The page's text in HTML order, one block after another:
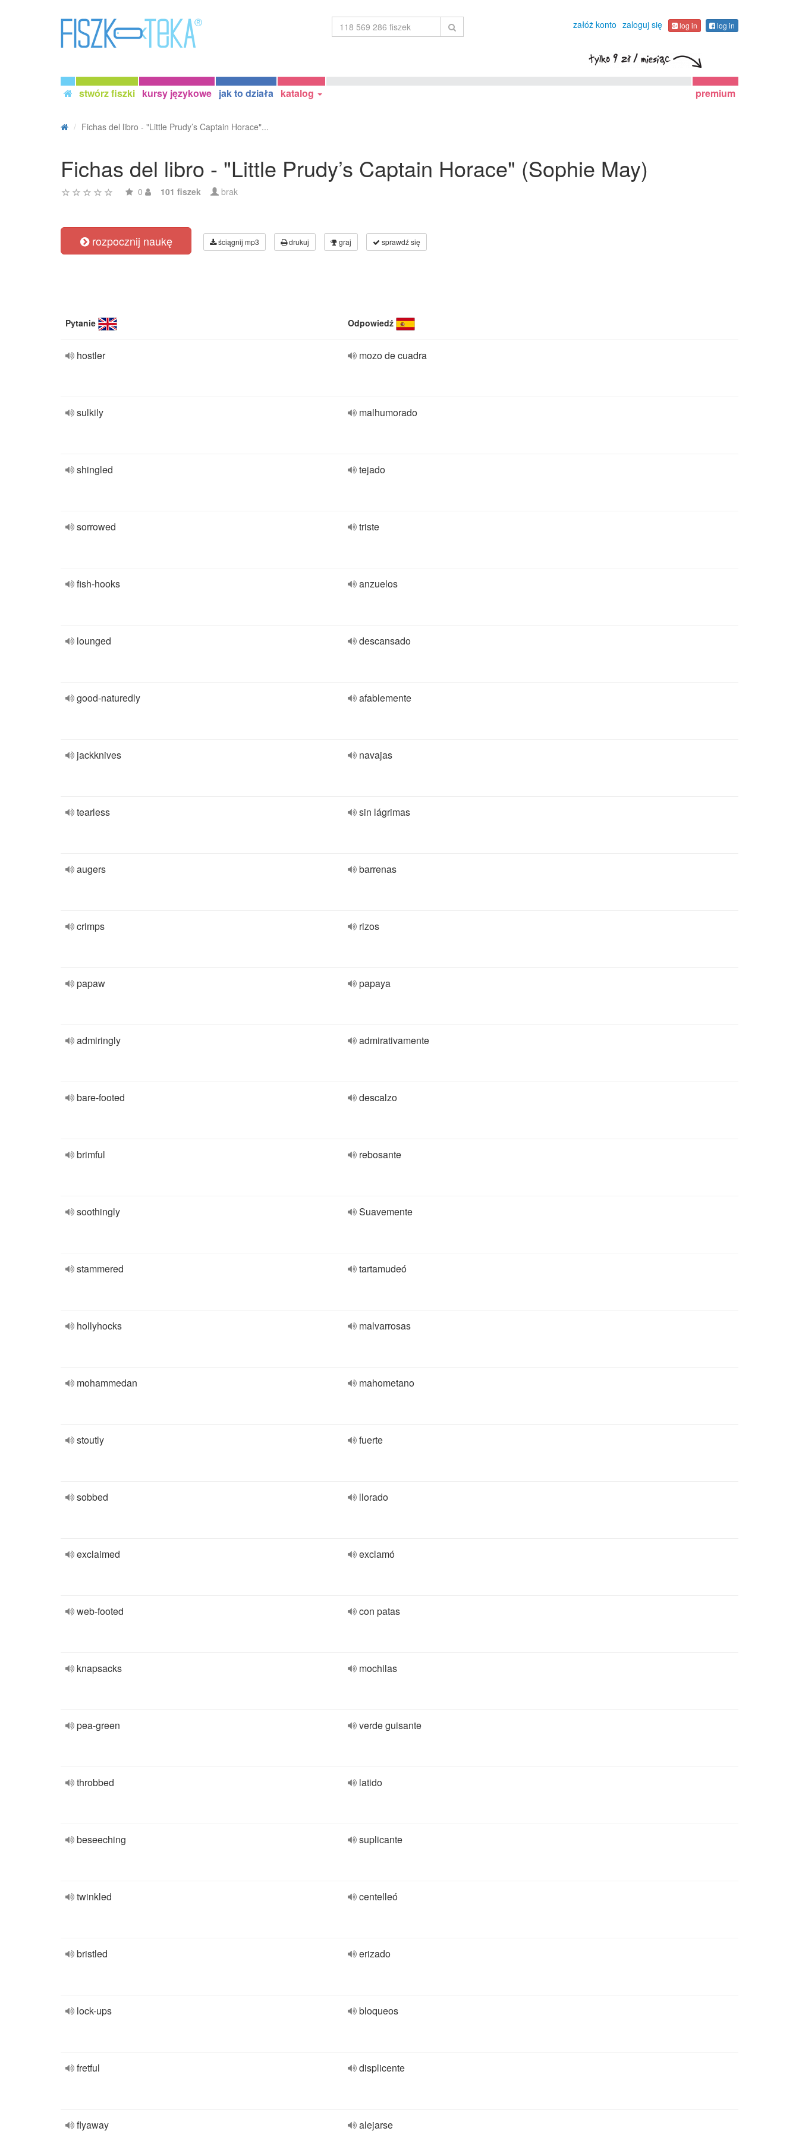
załóż konto zaloguj się log in log in
stwórz fiszki kursy językowe jak to działa katalog premium
Fichas del libro - "Little Prudy’s Captain Horace"...
Fichas del libro - "Little Prudy’s Captain Horace" (Sophie May)
0 101 fiszek brak
rozpocznij naukę ściągnij mp3 drukuj graj sprawdź się
Pytanie Odpowiedź
hostler mozo de cuadra
sulkily malhumorado
shingled tejado
sorrowed triste
fish-hooks anzuelos
lounged descansado
good-naturedly afablemente
jackknives navajas
tearless sin lágrimas
augers barrenas
crimps rizos
papaw papaya
admiringly admirativamente
bare-footed descalzo
brimful rebosante
soothingly Suavemente
stammered tartamudeó
hollyhocks malvarrosas
mohammedan mahometano
stoutly fuerte
sobbed llorado
exclaimed exclamó
web-footed con patas
knapsacks mochilas
pea-green verde guisante
throbbed latido
beseeching suplicante
twinkled centelleó
bristled erizado
lock-ups bloqueos
fretful displicente
flyaway alejarse